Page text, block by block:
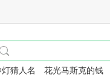
灯猜人名 花光马斯克的钱